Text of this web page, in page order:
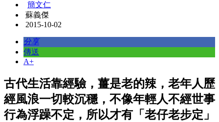
簡文仁
蘇義傑
2015-10-02
分享
傳送
A+
古代生活靠經驗，薑是老的辣，老年人歷
經風浪一切較沉穩，不像年輕人不經世事
行為浮躁不定，所以才有「老仔老步定」